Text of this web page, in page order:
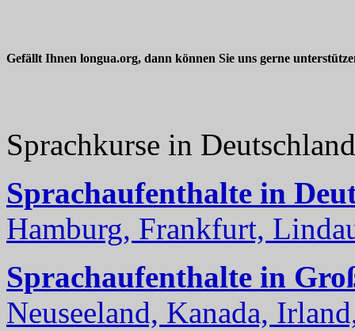
Gefällt Ihnen longua.org, dann können Sie uns gerne
Sprachkurse in
Sprachaufenthalte in
Hamburg, Frankfurt,
Sprachaufenthalte in
Neuseeland, Kanada,